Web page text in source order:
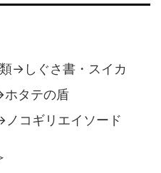
→しぐさ書・スイカ
タテの盾
コギリエイソード